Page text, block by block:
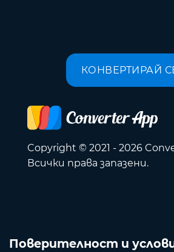
КОНВЕРТИРАЙ
Copyright © 2021 - 2026
Всички права запазени.
Поверителност и